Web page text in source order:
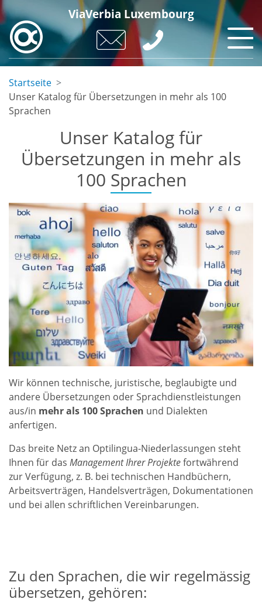
Direkt
zum
Inhalt
ViaVerbia Luxembourg
Startseite
Unser Katalog für Übersetzungen in mehr als 100
Sprachen
Unser Katalog für
Übersetzungen in mehr als
100 Sprachen
Wir können technische, juristische, beglaubigte und
andere Übersetzungen oder Sprachdienstleistungen
aus/in mehr als 100 Sprachen und Dialekten
anfertigen.
Das breite Netz an Optilingua-Niederlassungen steht
Ihnen für das Management Ihrer Projektefortwährend
zur Verfügung, z. B. bei technischen Handbüchern,
Arbeitsverträgen, Handelsverträgen, Dokumentationen
und bei allen schriftlichen Vereinbarungen.
Zu den Sprachen, die wir regelmässig
übersetzen, gehören: